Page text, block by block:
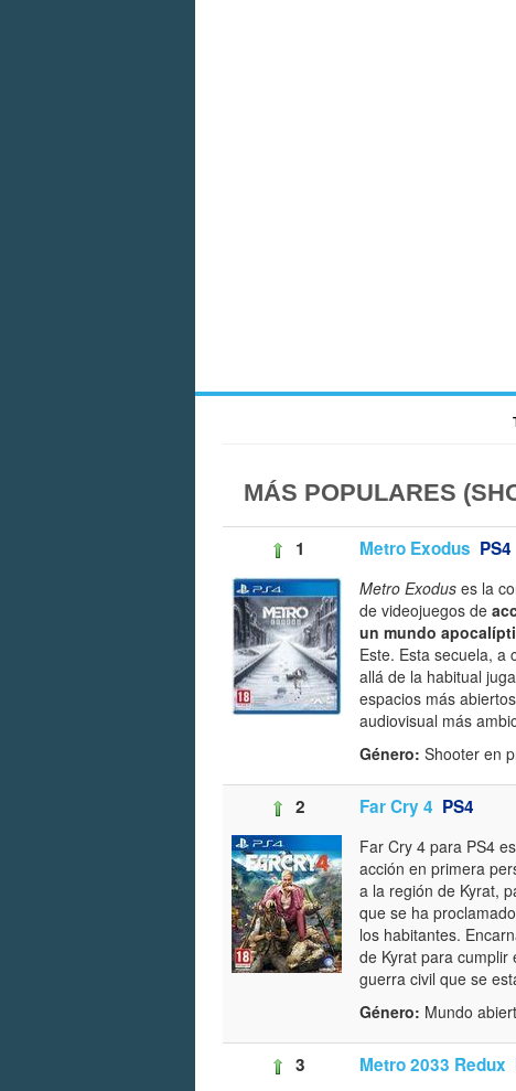
MÁS POPULARES
1 Metro Exodus PS4
Metro Exodus es la
de videojuegos de
un mundo
Este. Esta secuela, a
allá de la habitual
espacios más
audiovisual más
Género: Shooter en
2 Far Cry 4 PS4
Far Cry 4 para PS4
acción en primera
a la región de Kyrat,
que se ha
los habitantes.
de Kyrat para cumplir
guerra civil que se
Género: Mundo
3 Metro 2033 Redux